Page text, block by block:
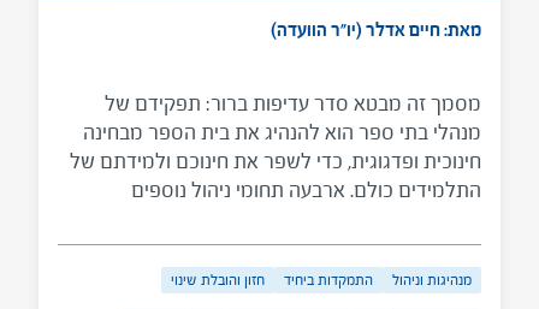
מנהיגות, חותם מאמר זה.
מאת: חיים אדלר (יו"ר הוועדה)
מסמך זה מבטא סדר עדיפות ברור: תפקידם של
מנהלי בתי ספר הוא להנהיג את בית הספר מבחינה
חינוכית ופדגוגית, כדי לשפר את חינוכם ולמידתם של
התלמידים כולם. ארבעה תחומי ניהול נוספים
של בית הספר על סמך חזון והיכולת לנהל את השינוי
הנדרש; הנהגת הצוות, ניהולו ופיתוחו המקצועי;
מנהיגות וניהול התמקדות ביחיד חזון והובלת שינוי